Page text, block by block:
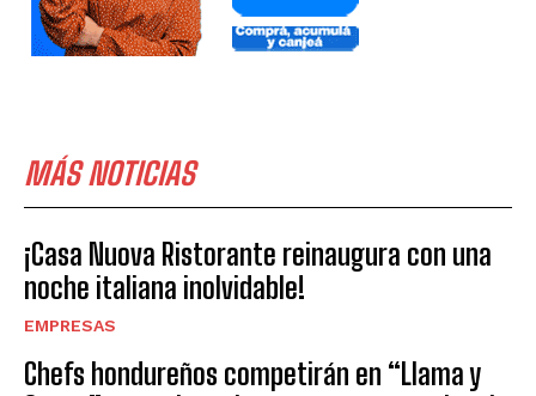
MÁS NOTICIAS
¡Casa Nuova Ristorante reinaugura con una
noche italiana inolvidable!
EMPRESAS
Chefs hondureños competirán en “Llama y